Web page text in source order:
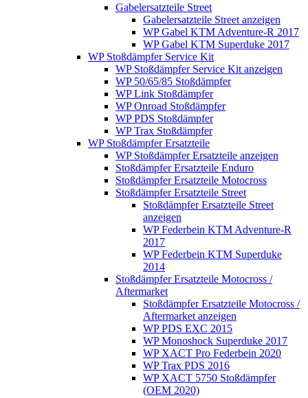
Gabelersatzteile Street
Gabelersatzteile Street anzeigen
WP Gabel KTM Adventure-R 2017
WP Gabel KTM Superduke 2017
WP Stoßdämpfer Service Kit
WP Stoßdämpfer Service Kit anzeigen
WP 50/65/85 Stoßdämpfer
WP Link Stoßdämpfer
WP Onroad Stoßdämpfer
WP PDS Stoßdämpfer
WP Trax Stoßdämpfer
WP Stoßdämpfer Ersatzteile
WP Stoßdämpfer Ersatzteile anzeigen
Stoßdämpfer Ersatzteile Enduro
Stoßdämpfer Ersatzteile Motocross
Stoßdämpfer Ersatzteile Street
Stoßdämpfer Ersatzteile Street
anzeigen
WP Federbein KTM Adventure-R
2017
WP Federbein KTM Superduke
2014
Stoßdämpfer Ersatzteile Motocross /
Aftermarket
Stoßdämpfer Ersatzteile Motocross /
Aftermarket anzeigen
WP PDS EXC 2015
WP Monoshock Superduke 2017
WP XACT Pro Federbein 2020
WP Trax PDS 2016
WP XACT 5750 Stoßdämpfer
(OEM 2020)